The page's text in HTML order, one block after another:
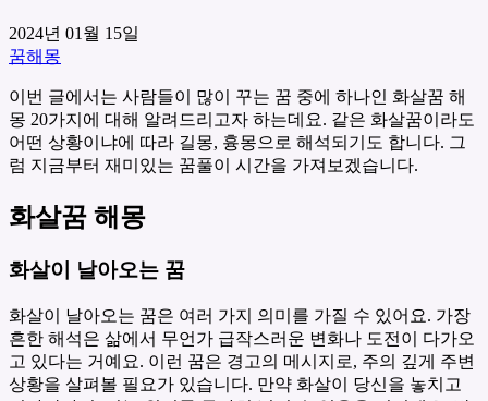
2024년 01월 15일
꿈해몽
이번 글에서는 사람들이 많이 꾸는 꿈 중에 하나인 화살꿈 해
몽 20가지에 대해 알려드리고자 하는데요. 같은 화살꿈이라도
어떤 상황이냐에 따라 길몽, 흉몽으로 해석되기도 합니다. 그
럼 지금부터 재미있는 꿈풀이 시간을 가져보겠습니다.
화살꿈 해몽
화살이 날아오는 꿈
화살이 날아오는 꿈은 여러 가지 의미를 가질 수 있어요. 가장
흔한 해석은 삶에서 무언가 급작스러운 변화나 도전이 다가오
고 있다는 거예요. 이런 꿈은 경고의 메시지로, 주의 깊게 주변
상황을 살펴볼 필요가 있습니다. 만약 화살이 당신을 놓치고